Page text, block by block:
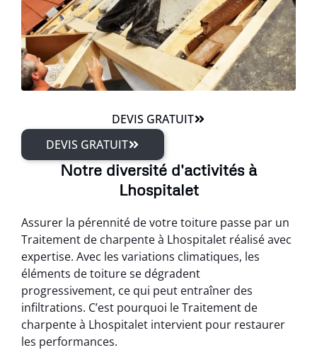
DEVIS GRATUIT
DEVIS GRATUIT
Notre diversité d'activités à
Lhospitalet
Assurer la pérennité de votre toiture passe par un
Traitement de charpente à Lhospitalet réalisé avec
expertise. Avec les variations climatiques, les
éléments de toiture se dégradent
progressivement, ce qui peut entraîner des
infiltrations. C’est pourquoi le Traitement de
charpente à Lhospitalet intervient pour restaurer
les performances.